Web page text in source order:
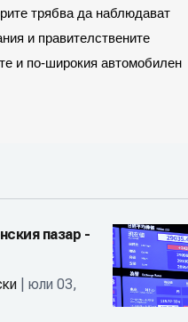
трябва да наблюдават
и правителствените
и по-широкия автомобилен
пазар -
| юли 03,